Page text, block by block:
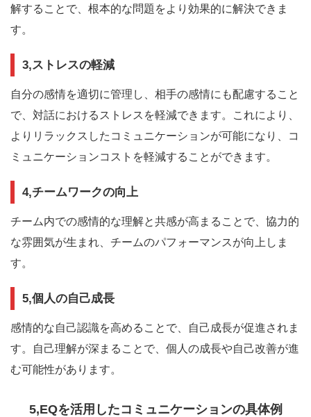
解することで、根本的な問題をより効果的に解決できま
す。
3,ストレスの軽減
自分の感情を適切に管理し、相手の感情にも配慮すること
で、対話におけるストレスを軽減できます。これにより、
よりリラックスしたコミュニケーションが可能になり、コ
ミュニケーションコストを軽減することができます。
4,チームワークの向上
チーム内での感情的な理解と共感が高まることで、協力的
な雰囲気が生まれ、チームのパフォーマンスが向上しま
す。
5,個人の自己成長
感情的な自己認識を高めることで、自己成長が促進されま
す。自己理解が深まることで、個人の成長や自己改善が進
む可能性があります。
5,EQを活用したコミュニケーションの具体例